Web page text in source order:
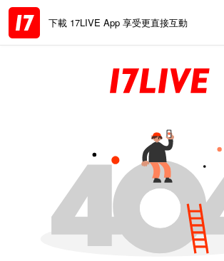
下載 17LIVE App 享受更直接互動